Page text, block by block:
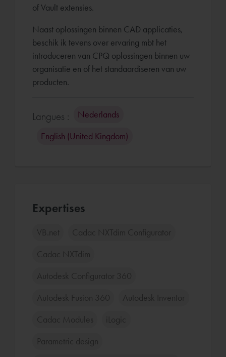
of Vault extensies.
Naast oplossingen binnen CAD applicaties,
beschik ik tevens over ervaring mbt het
introduceren van CPQ oplossingen binnen uw
organisatie en of het standaardiseren van uw
producten.
Langues : Nederlands
English (United Kingdom)
Expertises
VB.net Cadac NXTdim Configurator
Cadac NXTdim
Autodesk Configurator 360
Autodesk Fusion 360 Autodesk Inventor
Cadac Modules iLogic
Parametric design